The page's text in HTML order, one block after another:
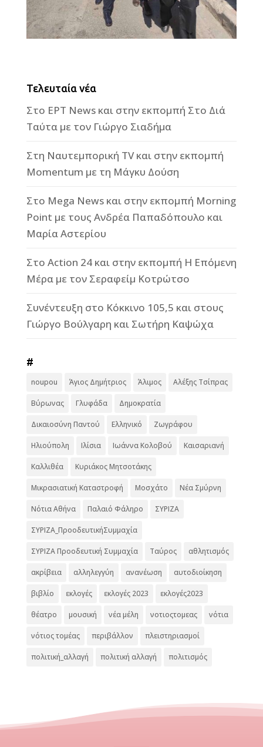
Τελευταία νέα
Στο ΕΡΤ News και στην εκπομπή Στο Διά
Ταύτα με τον Γιώργο Σιαδήμα
Στη Ναυτεμπορική TV και στην εκπομπή
Momentum με τη Μάγκυ Δούση
Στο Mega News και στην εκπομπή Morning
Point με τους Ανδρέα Παπαδόπουλο και
Μαρία Αστερίου
Στο Action 24 και στην εκπομπή Η Επόμενη
Μέρα με τον Σεραφείμ Κοτρώτσο
Συνέντευξη στο Κόκκινο 105,5 και στους
Γιώργο Βούλγαρη και Σωτήρη Καψώχα
#
noupou Άγιος Δημήτριος Άλιμος Αλέξης Τσίπρας
Βύρωνας Γλυφάδα Δημοκρατία
Δικαιοσύνη Παντού Ελληνικό Ζωγράφου
Ηλιούπολη Ιλίσια Ιωάννα Κολοβού Καισαριανή
Καλλιθέα Κυριάκος Μητσοτάκης
Μικρασιατική Καταστροφή Μοσχάτο Νέα Σμύρνη
Νότια Αθήνα Παλαιό Φάληρο ΣΥΡΙΖΑ
ΣΥΡΙΖΑ_ΠροοδευτικήΣυμμαχία
ΣΥΡΙΖΑ Προοδευτική Συμμαχία Ταύρος αθλητισμός
ακρίβεια αλληλεγγύη ανανέωση αυτοδιοίκηση
βιβλίο εκλογές εκλογές 2023 εκλογές2023
θέατρο μουσική νέα μέλη νοτιοςτομεας νότια
νότιος τομέας περιβάλλον πλειστηριασμοί
πολιτική_αλλαγή πολιτική αλλαγή πολιτισμός